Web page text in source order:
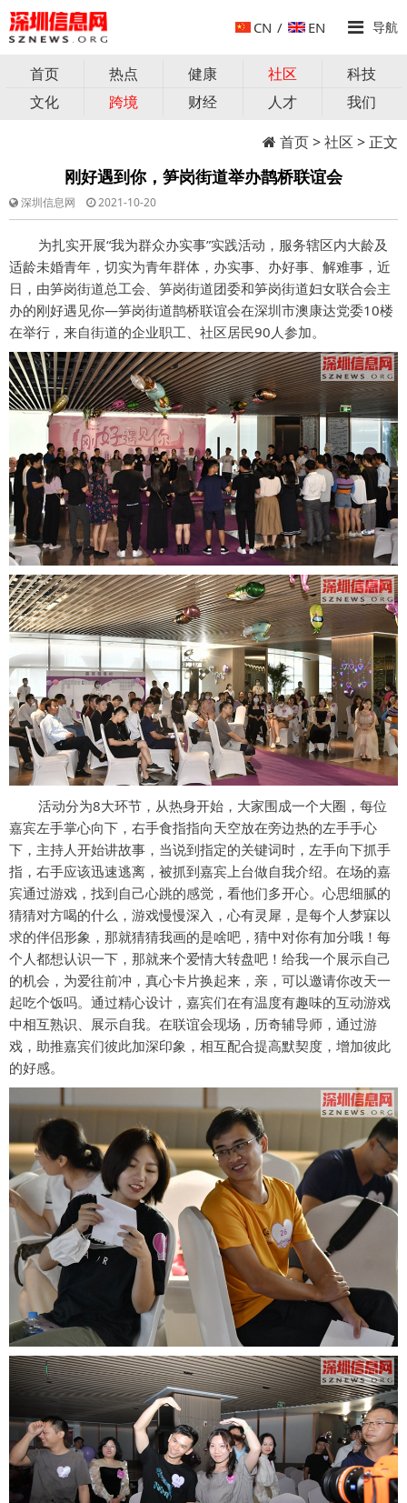
CN / EN 导航
首页 热点 健康 社区
科技
文化
跨境 财经 人才
我们
首页>社区 > 正文
刚好遇到你，笋岗街道举办鹊桥联谊会
深圳信息网 2021-10-20
为扎实开展“我为群众办实事”实践活动，服务辖区内大龄及
适龄未婚青年，切实为青年群体，办实事、办好事、解难事，近
日，由笋岗街道总工会、笋岗街道团委和笋岗街道妇女联合会主
办的刚好遇见你—笋岗街道鹊桥联谊会在深圳市澳康达党委10楼
在举行，来自街道的企业职工、社区居民90人参加。
活动分为8大环节，从热身开始，大家围成一个大圈，每位
嘉宾左手掌心向下，右手食指指向天空放在旁边热的左手手心
下，主持人开始讲故事，当说到指定的关键词时，左手向下抓手
指，右手应该迅速逃离，被抓到嘉宾上台做自我介绍。在场的嘉
宾通过游戏，找到自己心跳的感觉，看他们多开心。心思细腻的
猜猜对方喝的什么，游戏慢慢深入，心有灵犀，是每个人梦寐以
求的伴侣形象，那就猜猜我画的是啥吧，猜中对你有加分哦！每
个人都想认识一下，那就来个爱情大转盘吧！给我一个展示自己
的机会，为爱往前冲，真心卡片换起来，亲，可以邀请你改天一
起吃个饭吗。通过精心设计，嘉宾们在有温度有趣味的互动游戏
中相互熟识、展示自我。在联谊会现场，历奇辅导师，通过游
戏，助推嘉宾们彼此加深印象，相互配合提高默契度，增加彼此
的好感。